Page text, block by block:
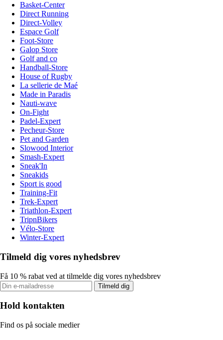
Basket-Center
Direct Running
Direct-Volley
Espace Golf
Foot-Store
Galop Store
Golf and co
Handball-Store
House of Rugby
La sellerie de Maé
Made in Paradis
Nauti-wave
On-Fight
Padel-Expert
Pecheur-Store
Pet and Garden
Slowood Interior
Smash-Expert
Sneak'In
Sneakids
Sport is good
Training-Fit
Trek-Expert
Triathlon-Expert
TripnBikers
Vélo-Store
Winter-Expert
Tilmeld dig vores nyhedsbrev
Få 10 % rabat ved at tilmelde dig vores nyhedsbrev
Tilmeld dig
Hold kontakten
Find os på sociale medier